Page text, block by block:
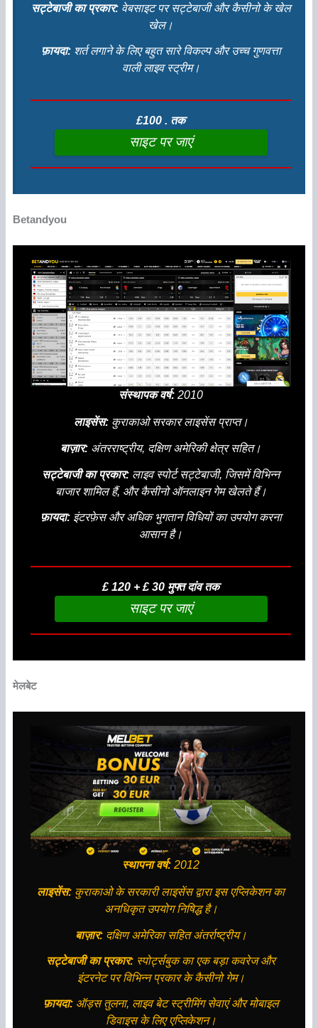
सट्टेबाजी का प्रकार: वेबसाइट पर सट्टेबाजी और कैसीनो के खेल
खेल।
फ़ायदा:शर्त लगाने के लिए बहुत सारे विकल्प और उच्च गुणवत्ता
वाली लाइव स्ट्रीम।
£100 . तक
साइट पर जाएं
Betandyou
संस्थापक वर्ष: 2010
लाइसेंस: कुराकाओ सरकार लाइसेंस प्राप्त।
बाज़ार: अंतरराष्ट्रीय, दक्षिण अमेरिकी क्षेत्र सहित।
सट्टेबाजी का प्रकार: लाइव स्पोर्ट सट्टेबाजी, जिसमें विभिन्न
बाजार शामिल हैं, और कैसीनो ऑनलाइन गेम खेलते हैं।
फ़ायदा:इंटरफ़ेस और अधिक भुगतान विधियों का उपयोग करना
आसान है।
£ 120 + £ 30 मुफ्त दांव तक
साइट पर जाएं
मेलबेट
स्थापना वर्ष: 2012
लाइसेंस: कुराकाओ के सरकारी लाइसेंस द्वारा इस एप्लिकेशन का
अनधिकृत उपयोग निषिद्ध है।
बाज़ार:दक्षिण अमेरिका सहित अंतर्राष्ट्रीय।
सट्टेबाजी का प्रकार: स्पोर्ट्सबुक का एक बड़ा कवरेज और
इंटरनेट पर विभिन्न प्रकार के कैसीनो गेम।
फ़ायदा: ऑड्स तुलना, लाइव बेट स्ट्रीमिंग सेवाएं और मोबाइल
डिवाइस के लिए एप्लिकेशन।